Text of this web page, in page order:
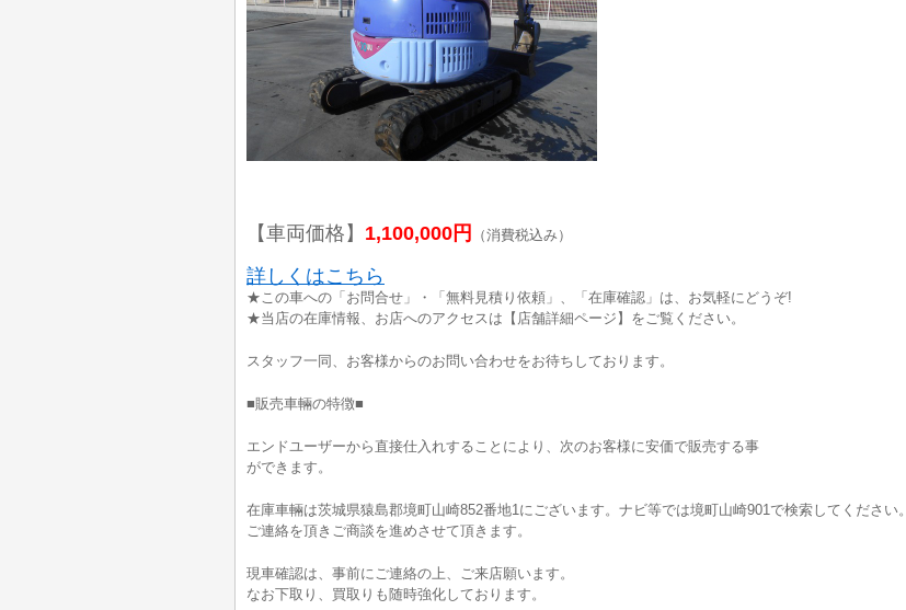
【車両価格】 1,100,000円 （消費税込み）
詳しくはこちら
★この車への「お問合せ」・「無料見積り依頼」、「在庫確認」は、お気軽にどうぞ!
★当店の在庫情報、お店へのアクセスは【店舗詳細ページ】をご覧ください。
スタッフ一同、お客様からのお問い合わせをお待ちしております。
■販売車輛の特徴■
エンドユーザーから直接仕入れすることにより、次のお客様に安価で販売する事
ができます。
在庫車輛は茨城県猿島郡境町山崎852番地1にございます。ナビ等では境町山崎901で検索してください。
ご連絡を頂きご商談を進めさせて頂きます。
現車確認は、事前にご連絡の上、ご来店願います。
なお下取り、買取りも随時強化しております。